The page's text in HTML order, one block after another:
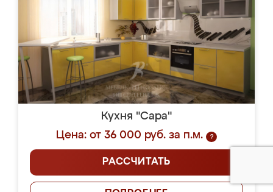
Кухня "Сара"
Цена: от 36 000 руб. за п.м.
?
РАССЧИТАТЬ